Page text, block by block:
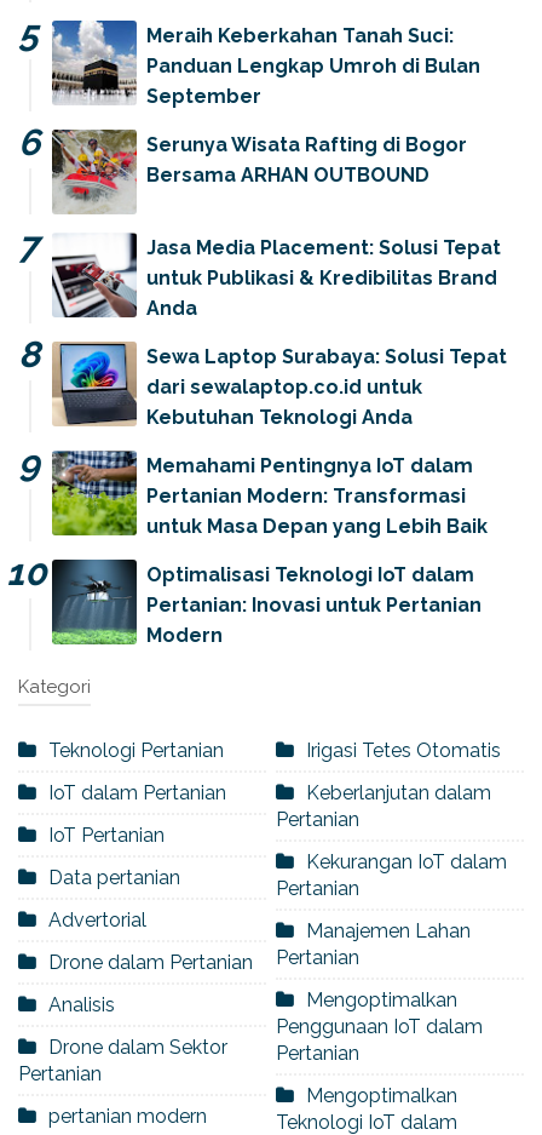
Meraih Keberkahan Tanah Suci:
Panduan Lengkap Umroh di Bulan
September
Serunya Wisata Rafting di Bogor
Bersama ARHAN OUTBOUND
Jasa Media Placement: Solusi Tepat
untuk Publikasi & Kredibilitas Brand
Anda
Sewa Laptop Surabaya: Solusi Tepat
dari sewalaptop.co.id untuk
Kebutuhan Teknologi Anda
Memahami Pentingnya IoT dalam
Pertanian Modern: Transformasi
untuk Masa Depan yang Lebih Baik
Optimalisasi Teknologi IoT dalam
Pertanian: Inovasi untuk Pertanian
Modern
Kategori
Teknologi Pertanian
IoT dalam Pertanian
IoT Pertanian
Data pertanian
Advertorial
Drone dalam Pertanian
Analisis
Drone dalam Sektor
Pertanian
pertanian modern
Irigasi Tetes Otomatis
Keberlanjutan dalam
Pertanian
Kekurangan IoT dalam
Pertanian
Manajemen Lahan
Pertanian
Mengoptimalkan
Penggunaan IoT dalam
Pertanian
Mengoptimalkan
Teknologi IoT dalam